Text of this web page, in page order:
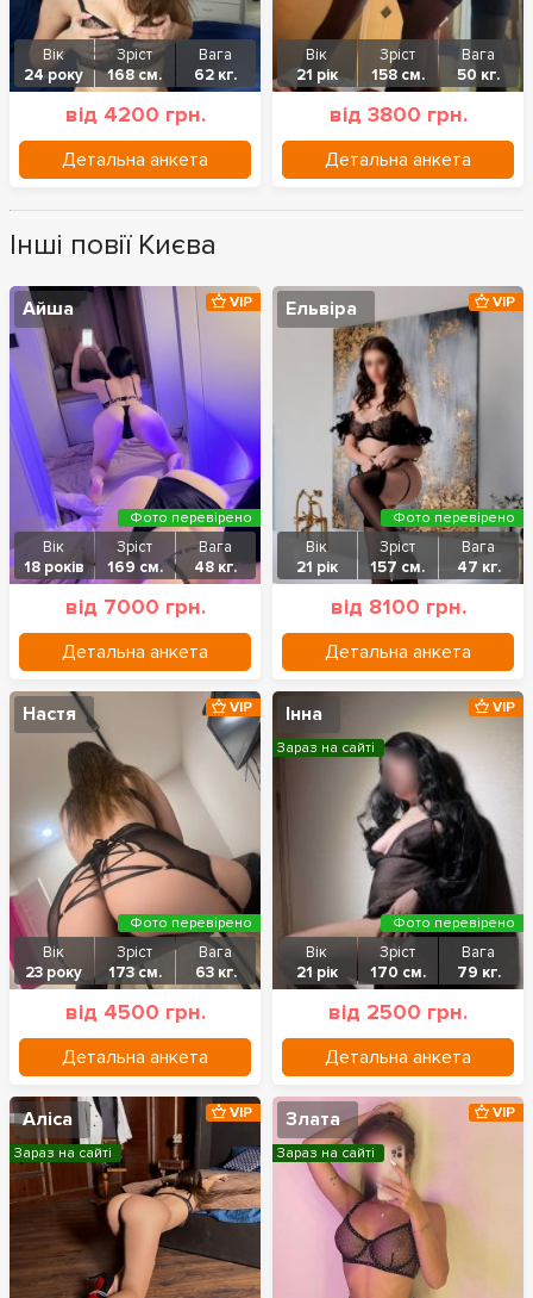
Вік
24 року
Зріст
168 см.
Вага
62 кг.
від 4200 грн.
Детальна анкета
Вік
21 рік
Зріст
158 см.
Вага
50 кг.
від 3800 грн.
Детальна анкета
Інші повії Києва
Айша
Вік
18 років
Зріст
169 см.
Вага
48 кг.
від 7000 грн.
Детальна анкета
VIP
Фото перевірено
Ельвіра
Вік
21 рік
Зріст
157 см.
Вага
47 кг.
від 8100 грн.
Детальна анкета
VIP
Фото перевірено
Настя
Вік
23 року
Зріст
173 см.
Вага
63 кг.
від 4500 грн.
Детальна анкета
VIP
Фото перевірено
Інна
Вік
21 рік
Зріст
170 см.
Вага
79 кг.
від 2500 грн.
Детальна анкета
VIP
Зараз на сайті
Фото перевірено
Аліса VIP
Зараз на сайті
Злата VIP
Зараз на сайті